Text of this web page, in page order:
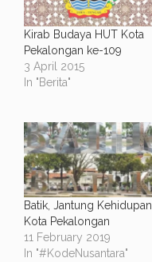
Kirab Budaya HUT Kota
Pekalongan ke-109
3 April 2015
In "Berita"
Batik, Jantung Kehidupan
Kota Pekalongan
11 February 2019
In "#KodeNusantara"